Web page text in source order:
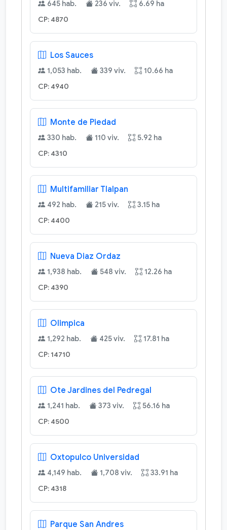
645 hab. 236 viv. 6.69 ha
CP: 4870
Los Sauces
1,053 hab. 339 viv. 10.66 ha
CP: 4940
Monte de Piedad
330 hab. 110 viv. 5.92 ha
CP: 4310
Multifamiliar Tlalpan
492 hab. 215 viv. 3.15 ha
CP: 4400
Nueva Diaz Ordaz
1,938 hab. 548 viv. 12.26 ha
CP: 4390
Olimpica
1,292 hab. 425 viv. 17.81 ha
CP: 14710
Ote Jardines del Pedregal
1,241 hab. 373 viv. 56.16 ha
CP: 4500
Oxtopulco Universidad
4,149 hab. 1,708 viv. 33.91 ha
CP: 4318
Parque San Andres